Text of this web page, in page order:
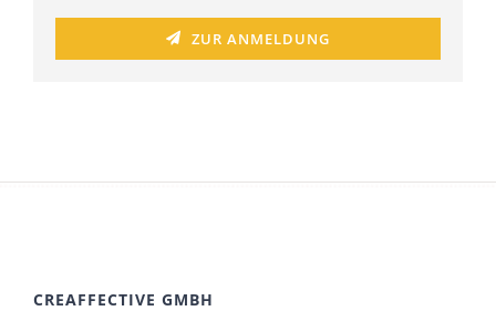
ZUR ANMELDUNG
CREAFFECTIVE GMBH